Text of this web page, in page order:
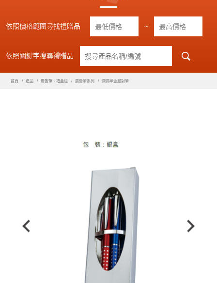
依照價格範圍尋找禮贈品 ~
依照關鍵字搜尋禮贈品
首頁 產品 廣告筆、禮盒組 廣告筆系列 洞洞半金屬對筆